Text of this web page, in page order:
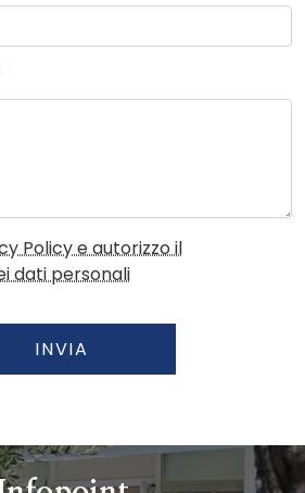
Policy e autorizzo il
dati personali
INVIA